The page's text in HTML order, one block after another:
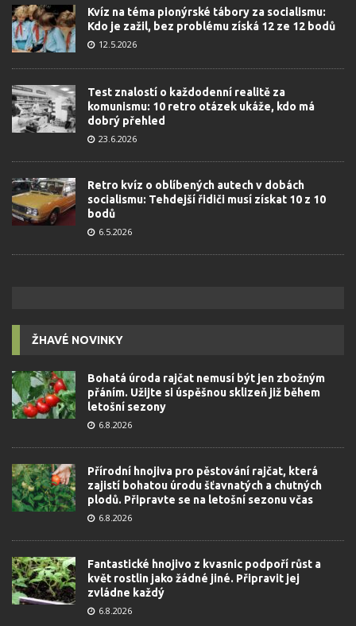
Kvíz na téma pionýrské tábory za socialismu:
Kdo je zažil, bez problému získá 12 ze 12 bodů
12.5.2026
Test znalostí o každodenní realitě za
komunismu: 10 retro otázek ukáže, kdo má
dobrý přehled
23.6.2026
Retro kvíz o oblíbených autech v dobách
socialismu: Tehdejší řidiči musí získat 10 z 10
bodů
6.5.2026
ŽHAVÉ NOVINKY
Bohatá úroda rajčat nemusí být jen zbožným
přáním. Užijte si úspěšnou sklizeň již během
letošní sezony
6.8.2026
Přírodní hnojiva pro pěstování rajčat, která
zajistí bohatou úrodu šťavnatých a chutných
plodů. Připravte se na letošní sezonu včas
6.8.2026
Fantastické hnojivo z kvasnic podpoří růst a
květ rostlin jako žádné jiné. Připravit jej
zvládne každý
6.8.2026